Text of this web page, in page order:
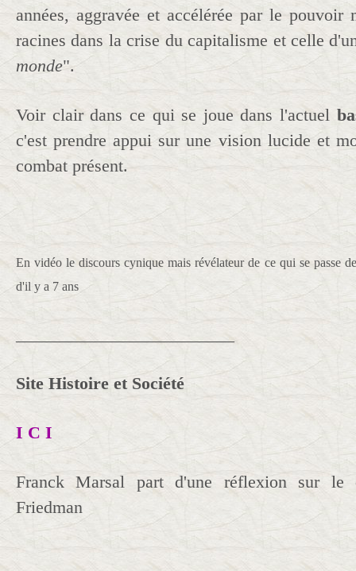
années, aggravée et accélérée par le pouvoir
racines dans la crise du capitalisme et celle
monde".
Voir clair dans ce qui se joue dans l'actuel
c'est prendre appui sur une vision lucide et
combat présent.
En vidéo le discours cynique mais révélateur de ce qui se passe
d'il y a 7 ans
Site Histoire et Société
I C I
Franck Marsal part d'une réflexion sur le
Friedman